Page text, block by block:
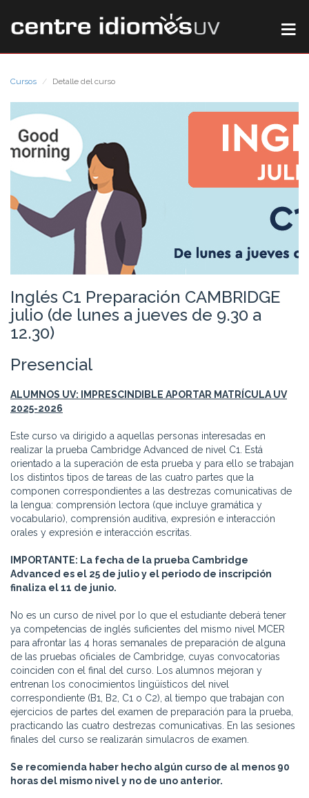
Cursos Detalle del curso
Inglés C1 Preparación CAMBRIDGE
julio (de lunes a jueves de 9.30 a
12.30)
Presencial
ALUMNOS UV: IMPRESCINDIBLE APORTAR MATRÍCULA UV
2025-2026
Este curso va dirigido a aquellas personas interesadas en
realizar la prueba Cambridge Advanced de nivel C1. Está
orientado a la superación de esta prueba y para ello se trabajan
los distintos tipos de tareas de las cuatro partes que la
componen correspondientes a las destrezas comunicativas de
la lengua: comprensión lectora (que incluye gramática y
vocabulario), comprensión auditiva, expresión e interacción
orales y expresión e interacción escritas.
IMPORTANTE: La fecha de la prueba Cambridge
Advanced es el 25 de julio y el periodo de inscripción
finaliza el 11 de junio.
No es un curso de nivel por lo que el estudiante deberá tener
ya competencias de inglés suficientes del mismo nivel MCER
para afrontar las 4 horas semanales de preparación de alguna
de las pruebas oficiales de Cambridge, cuyas convocatorias
coinciden con el final del curso. Los alumnos mejoran y
entrenan los conocimientos lingüísticos del nivel
correspondiente (B1, B2, C1 o C2), al tiempo que trabajan con
ejercicios de partes del examen de preparación para la prueba,
practicando las cuatro destrezas comunicativas. En las sesiones
finales del curso se realizarán simulacros de examen.
Se recomienda haber hecho algún curso de al menos 90
horas del mismo nivel y no de uno anterior.